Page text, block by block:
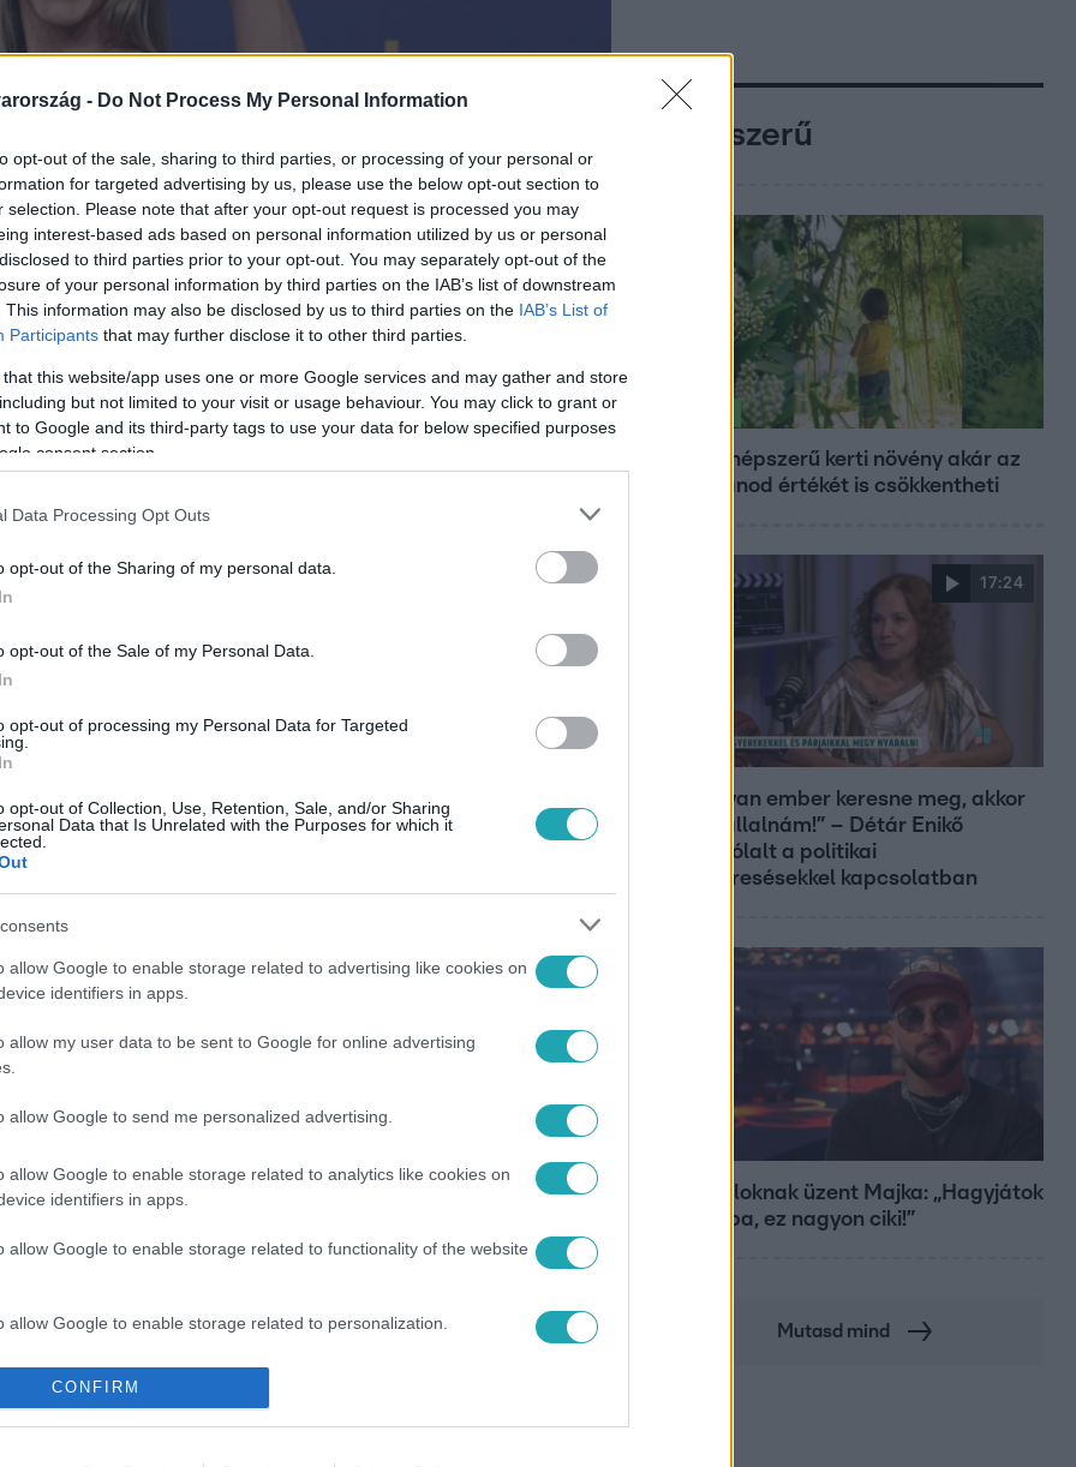
- Do Not Process My Personal Information
opt-out of the sale, sharing to third parties, or processing of your personal or
for targeted advertising by us, please use the below opt-out section to
selection. Please note that after your opt-out request is processed you may
interest-based ads based on personal information utilized by us or personal
to third parties prior to your opt-out. You may separately opt-out of the
of your personal information by third parties on the IAB’s list of downstream
This information may also be disclosed by us to third parties on the IAB’s List of
Participants that may further disclose it to other third parties.
that this website/app uses one or more Google services and may gather and store
but not limited to your visit or usage behaviour. You may click to grant or
to Google and its third-party tags to use your data for below specified purposes
consent section.
Data Processing Opt Outs
opt-out of the Sharing of my personal data.
opt-out of the Sale of my Personal Data.
opt-out of processing my Personal Data for Targeted
opt-out of Collection, Use, Retention, Sale, and/or Sharing
Data that Is Unrelated with the Purposes for which it
allow Google to enable storage related to advertising like cookies on
identifiers in apps.
allow my user data to be sent to Google for online advertising
allow Google to send me personalized advertising.
allow Google to enable storage related to analytics like cookies on
identifiers in apps.
allow Google to enable storage related to functionality of the website
allow Google to enable storage related to personalization.
allow Google to enable storage related to security, including
functionality and fraud prevention, and other user protection.
CONFIRM
példája annak, hogy a fittség nem
alakját nemcsak a genetika
okos táplálkozás és a mentális
formába hozni magad, az ő szokásai
milyen rutint kövess hozzá!
legyen a Google-találatokban!
# DIÉTA #EDZÉS
Népszerű
Ez a 3 népszerű kerti növény akár az
ingatlanod értékét is csökkentheti
17:24
„Ha olyan ember keresne meg, akkor
sem vállalnám!” – Détár Enikő
megszólalt a politikai
megkeresésekkel kapcsolatban
A fiataloknak üzent Majka: „Hagyjátok
ezt abba, ez nagyon ciki!”
Mutasd mind